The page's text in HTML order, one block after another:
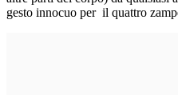
gesto innocuo per il quattro